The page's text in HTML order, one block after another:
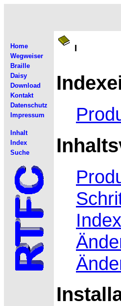
Home
Wegweiser
Braille
Daisy
Download
Kontakt
Datenschutz
Impressum
Inhalt
Index
Suche
I